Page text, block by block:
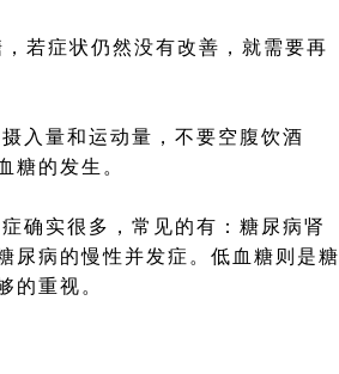
若症状仍然没有改善，就需要再
入量和运动量，不要空腹饮酒
糖的发生。
确实很多，常见的有：糖尿病肾
尿病的慢性并发症。低血糖则是糖
的重视。